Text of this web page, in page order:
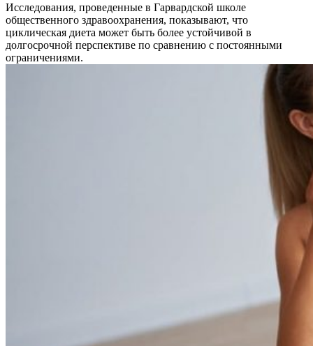
Исследования, проведенные в Гарвардской школе
общественного здравоохранения, показывают, что
циклическая диета может быть более устойчивой в
долгосрочной перспективе по сравнению с постоянными
ограничениями.